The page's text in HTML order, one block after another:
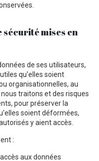
sécurité mises en
de ses utilisateurs,
qu'elles soient
organisationnelles, au
traitons et des risques
pour préserver la
soient déformées,
y aient accès.
:
aux données